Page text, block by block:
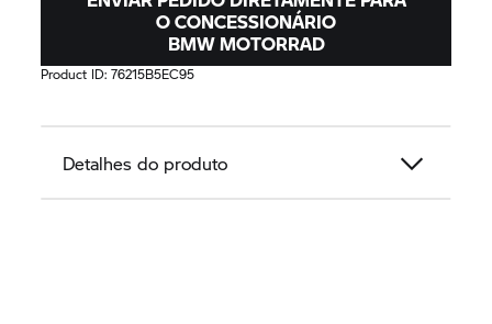
O CONCESSIONÁRIO
BMW MOTORRAD
Product ID:76215B5EC95
Detalhes do produto